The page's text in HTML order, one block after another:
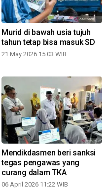
Murid di bawah usia tujuh
tahun tetap bisa masuk SD
21 May 2026 15:03 WIB
Mendikdasmen beri sanksi
tegas pengawas yang
curang dalam TKA
06 April 2026 11:22 WIB